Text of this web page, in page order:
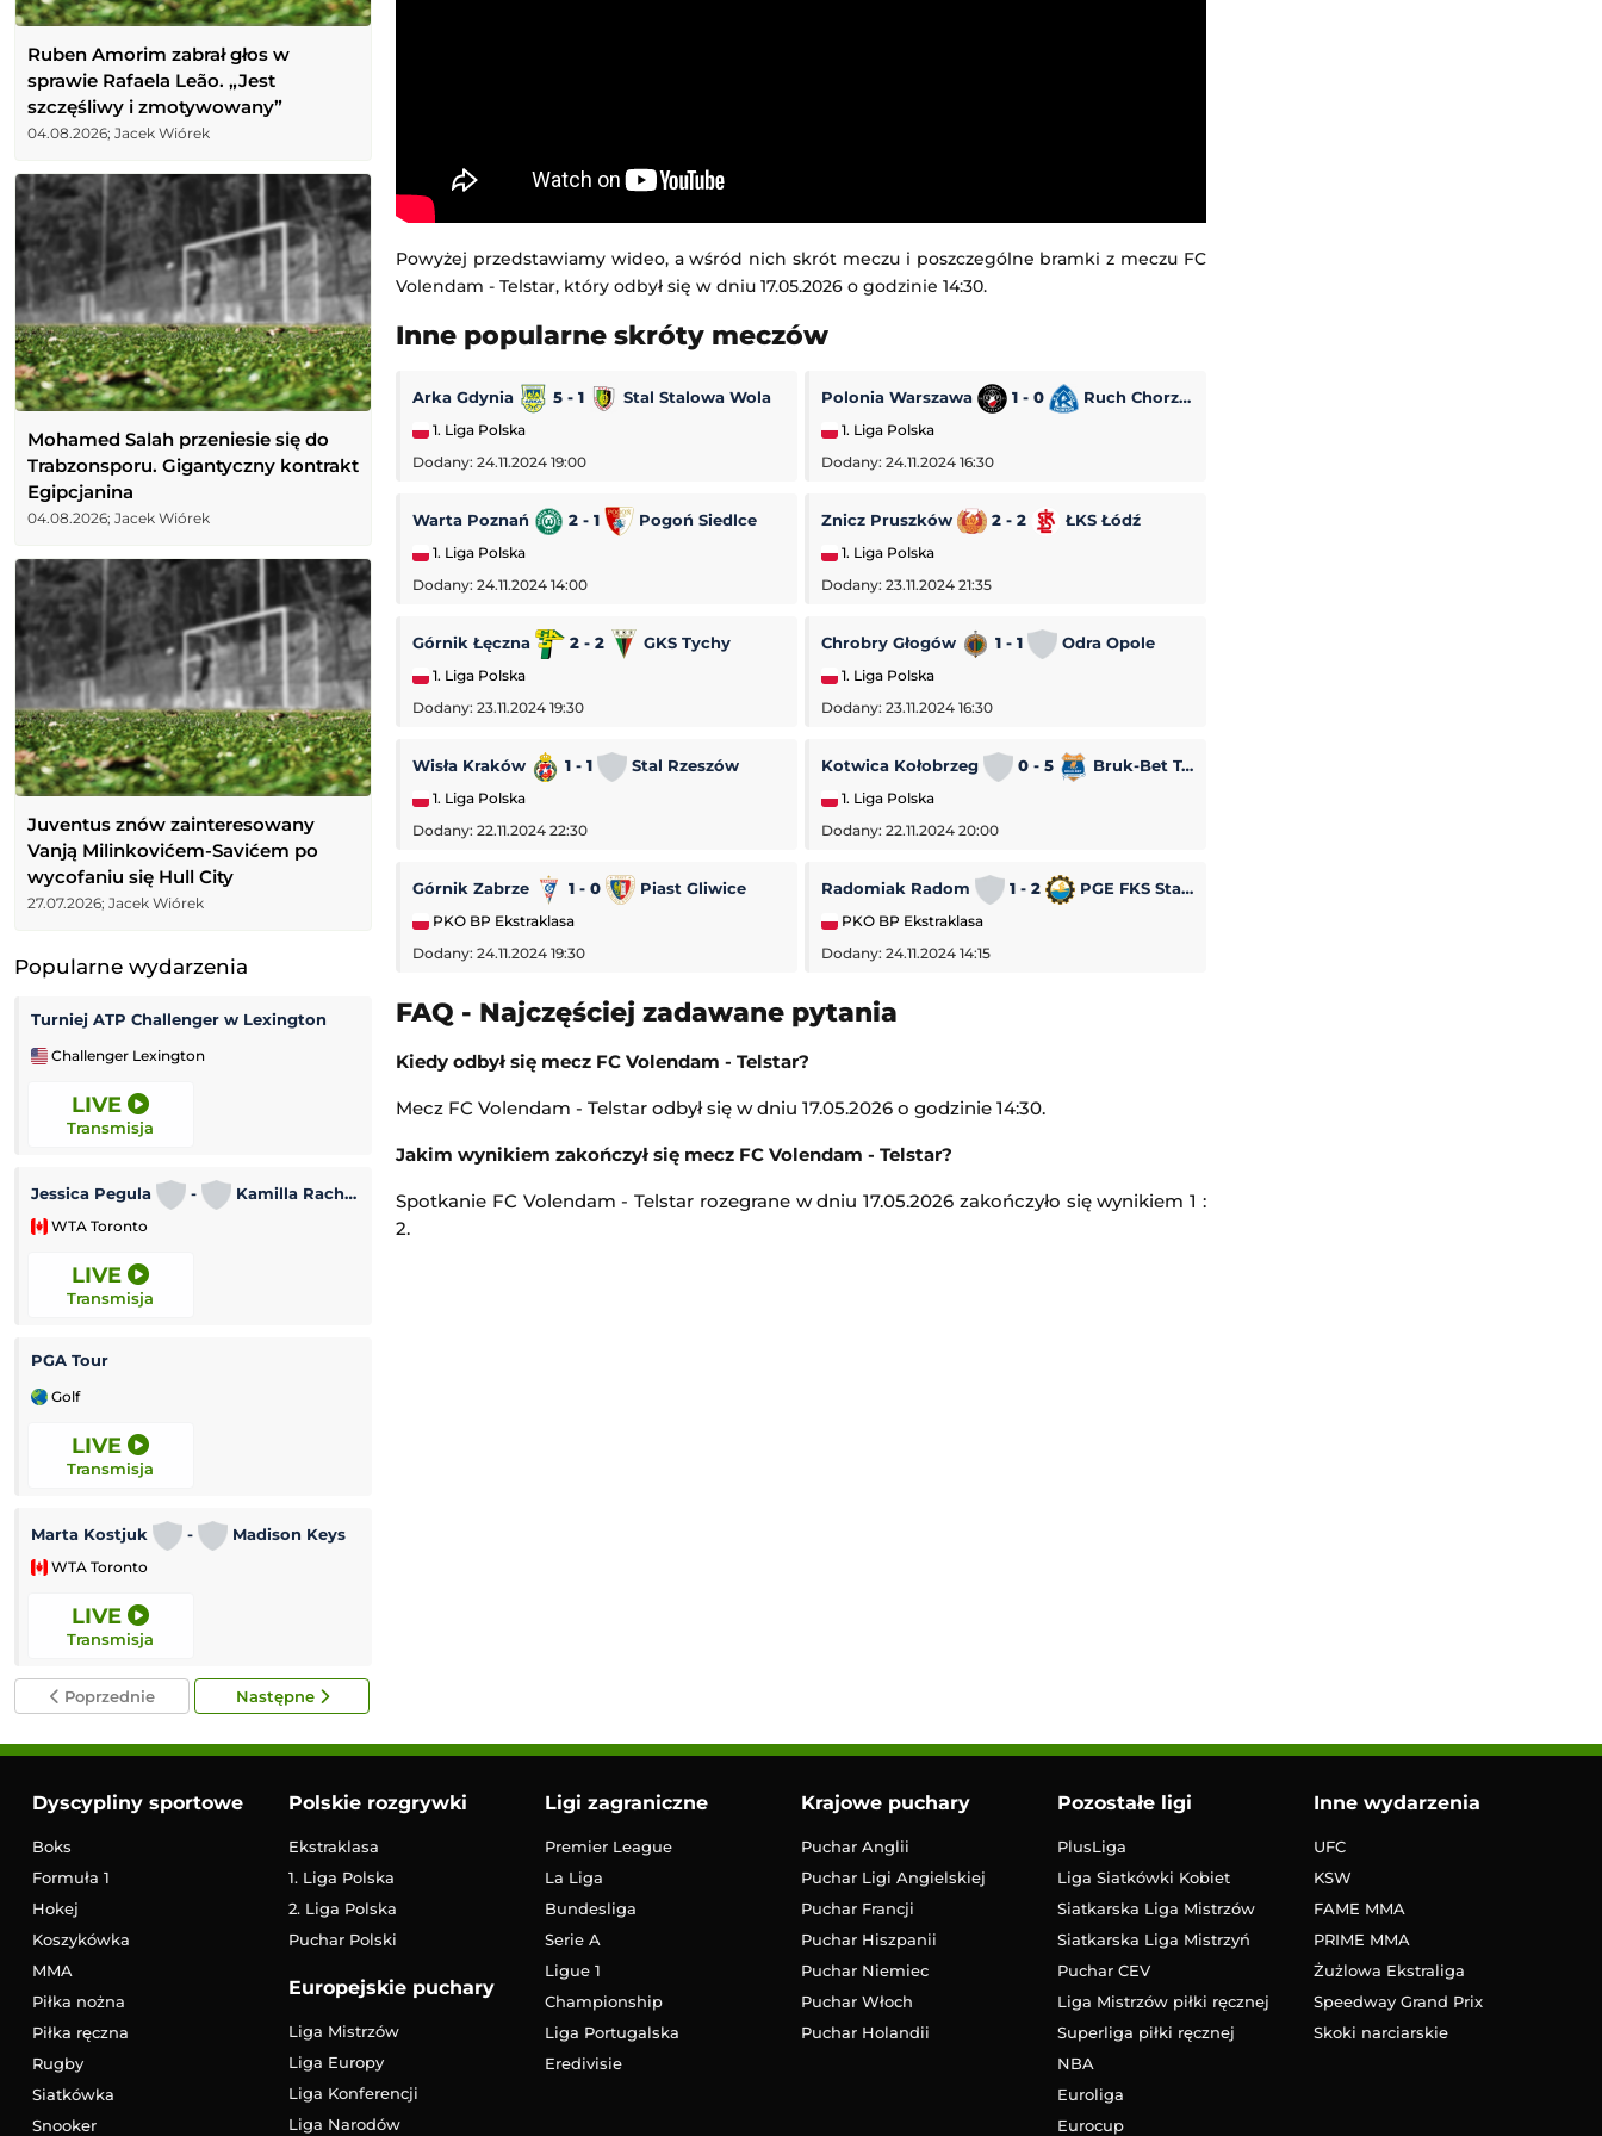
Ruben Amorim zabrał głos w
sprawie Rafaela Leão. „Jest
szczęśliwy i zmotywowany”
04.08.2026; Jacek Wiórek
Mohamed Salah przeniesie się do
Trabzonsporu. Gigantyczny kontrakt
Egipcjanina
04.08.2026; Jacek Wiórek
Juventus znów zainteresowany
Vanją Milinkovićem-Savićem po
wycofaniu się Hull City
27.07.2026; Jacek Wiórek
Popularne wydarzenia
Turniej ATP Challenger w Lexington
Challenger Lexington
LIVE
Transmisja
Jessica Pegula - Kamilla Rachimowa
WTA Toronto
LIVE
Transmisja
PGA Tour
Golf
LIVE
Transmisja
Marta Kostjuk - Madison Keys
WTA Toronto
LIVE
Transmisja
Nikola Bartunkova - Amanda Anisimowa
WTA Toronto
LIVE
Aryna Sabalenka Shuai Zhang
Turniej WTA w Toronto
WTA Toronto
2:10
Turniej ATP w Montrealu
Poprzednie Następne
Powyżej przedstawiamy wideo, a wśród nich skrót meczu i poszczególne bramki z meczu FC
Volendam - Telstar, który odbył się w dniu 17.05.2026 o godzinie 14:30.
Inne popularne skróty meczów
Arka Gdynia 5 - 1 Stal Stalowa Wola
1. Liga Polska
Dodany: 24.11.2024 19:00
Polonia Warszawa 1 - 0 Ruch Chorzów
1. Liga Polska
Dodany: 24.11.2024 16:30
Warta Poznań 2 - 1 Pogoń Siedlce
1. Liga Polska
Dodany: 24.11.2024 14:00
Znicz Pruszków 2 - 2 ŁKS Łódź
1. Liga Polska
Dodany: 23.11.2024 21:35
Górnik Łęczna 2 - 2 GKS Tychy
1. Liga Polska
Dodany: 23.11.2024 19:30
Chrobry Głogów 1 - 1 Odra Opole
1. Liga Polska
Dodany: 23.11.2024 16:30
Wisła Kraków 1 - 1 Stal Rzeszów
1. Liga Polska
Dodany: 22.11.2024 22:30
Kotwica Kołobrzeg 0 - 5 Bruk-Bet Termalica Nieciecza
1. Liga Polska
Dodany: 22.11.2024 20:00
Górnik Zabrze 1 - 0 Piast Gliwice
PKO BP Ekstraklasa
Dodany: 24.11.2024 19:30
Radomiak Radom 1 - 2 PGE FKS Stal Mielec
PKO BP Ekstraklasa
Dodany: 24.11.2024 14:15
FAQ - Najczęściej zadawane pytania
Kiedy odbył się mecz FC Volendam - Telstar?
Mecz FC Volendam - Telstar odbył się w dniu 17.05.2026 o godzinie 14:30.
Jakim wynikiem zakończył się mecz FC Volendam - Telstar?
Spotkanie FC Volendam - Telstar rozegrane w dniu 17.05.2026 zakończyło się wynikiem 1 :
2.
Dyscypliny sportowe
Boks
Formuła 1
Hokej
Koszykówka
MMA
Piłka nożna
Piłka ręczna
Rugby
Siatkówka
Snooker
Polskie rozgrywki
Ekstraklasa
1. Liga Polska
2. Liga Polska
Puchar Polski
Europejskie puchary
Liga Mistrzów
Liga Europy
Liga Konferencji
Liga Narodów
Ligi zagraniczne
Premier League
La Liga
Bundesliga
Serie A
Ligue 1
Championship
Liga Portugalska
Eredivisie
Krajowe puchary
Puchar Anglii
Puchar Ligi Angielskiej
Puchar Francji
Puchar Hiszpanii
Puchar Niemiec
Puchar Włoch
Puchar Holandii
Pozostałe ligi
PlusLiga
Liga Siatkówki Kobiet
Siatkarska Liga Mistrzów
Siatkarska Liga Mistrzyń
Puchar CEV
Liga Mistrzów piłki ręcznej
Superliga piłki ręcznej
NBA
Euroliga
Eurocup
Inne wydarzenia
UFC
KSW
FAME MMA
PRIME MMA
Żużlowa Ekstraliga
Speedway Grand Prix
Skoki narciarskie